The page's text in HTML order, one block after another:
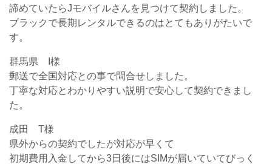
諦めていたらJモバイルさんを見つけて契約しました。
ブラックで長期レンタルできるのはとてもありがたいで
す。
群馬県 I様
郵送で全国対応との事で問合せしました。
丁寧な対応とわかりやすい説明で安心して契約できまし
た。
成田 T様
県外からの契約でしたが対応が早くて
初期費用入金してから3日後にはSIMが届いていてびっく